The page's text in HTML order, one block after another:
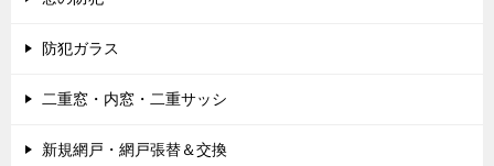
防犯ガラス
二重窓・内窓・二重サッシ
新規網戸・網戸張替＆交換